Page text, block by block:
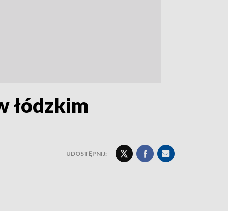
łódzkim
UDOSTĘPNIJ: